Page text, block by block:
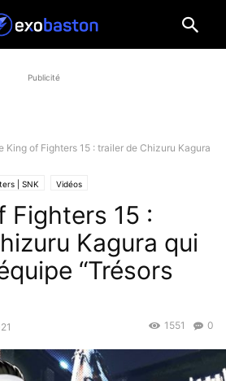
Publicité
King of Fighters 15 : trailer de Chizuru Kagura
| SNK Vidéos
Fighters 15 :
Kagura qui
“Trésors
0
1551